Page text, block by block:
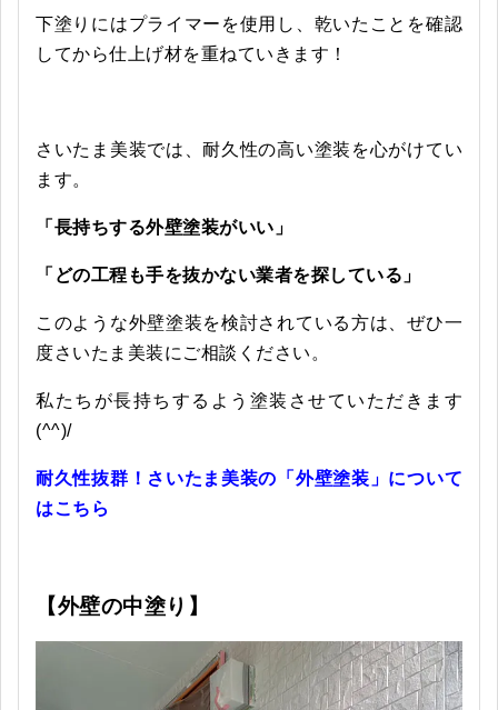
下塗りにはプライマーを使用し、乾いたことを確認
してから仕上げ材を重ねていきます！
さいたま美装では、耐久性の高い塗装を心がけてい
ます。
「長持ちする外壁塗装がいい」
「どの工程も手を抜かない業者を探している」
このような外壁塗装を検討されている方は、ぜひ一
度さいたま美装にご相談ください。
私たちが長持ちするよう塗装させていただきます
(^^)/
耐久性抜群！さいたま美装の「外壁塗装」について
はこちら
【外壁の中塗り】